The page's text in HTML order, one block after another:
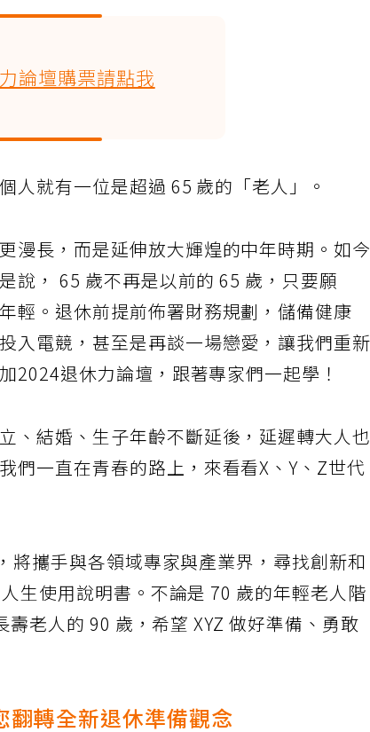
論壇購票請點我
人就有一位是超過 65 歲的「老人」。
漫長，而是延伸放大輝煌的中年時期。如今
說， 65 歲不再是以前的 65 歲，只要願
輕。退休前提前佈署財務規劃，儲備健康
入電競，甚至是再談一場戀愛，讓我們重新
2024退休力論壇，跟著專家們一起學！
、結婚、生子年齡不斷延後，延遲轉大人也
們一直在青春的路上，來看看X、Y、Z世代
將攜手與各領域專家與產業界，尋找創新和
生使用說明書。不論是 70 歲的年輕老人階
老人的 90 歲，希望 XYZ 做好準備、勇敢